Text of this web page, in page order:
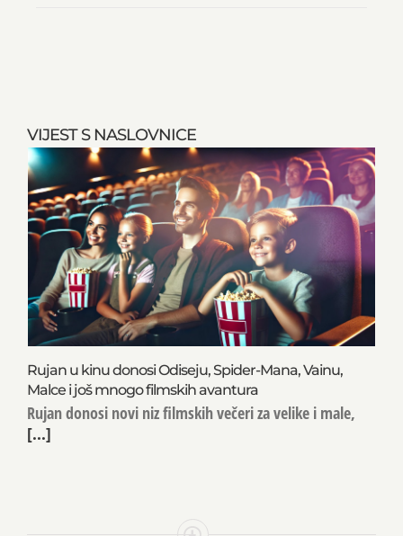
VIJEST S NASLOVNICE
Rujan u kinu donosi Odiseju, Spider-Mana, Vainu,
Malce i još mnogo filmskih avantura
Rujan donosi novi niz filmskih večeri za velike i male,
[...]